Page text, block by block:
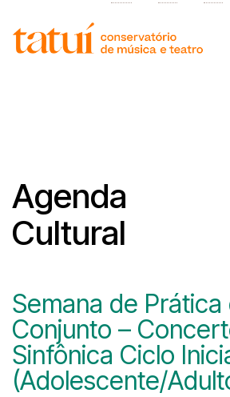
Agenda
Cultural
Semana de Prática
Conjunto –
Sinfônica Ciclo
(Adolescente/